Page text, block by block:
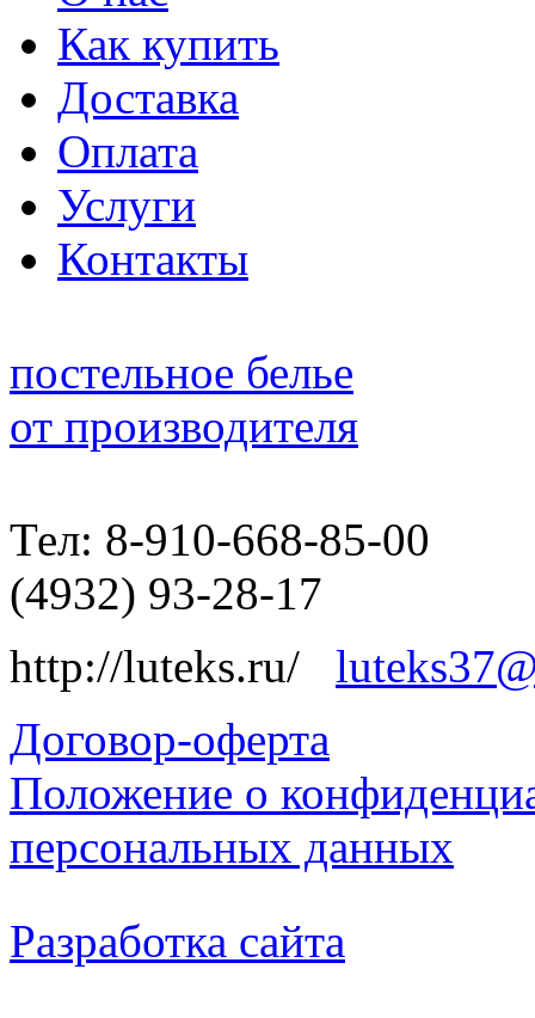
Как купить
Доставка
Оплата
Услуги
Контакты
постельное белье
от производителя
Тел: 8-910-668-85-00
(4932) 93-28-17
http://luteks.ru/
Договор-оферта
Положение о
персональных данных
Разработка сайта